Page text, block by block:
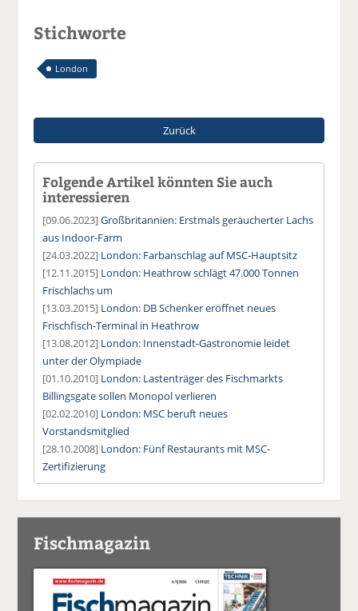
Stichworte
London
Zurück
Folgende Artikel könnten Sie auch
interessieren
[09.06.2023]Großbritannien: Erstmals geräucherter Lachs
aus Indoor-Farm
[24.03.2022] London: Farbanschlag auf MSC-Hauptsitz
[12.11.2015] London: Heathrow schlägt 47.000 Tonnen
Frischlachs um
[13.03.2015] London: DB Schenker eröffnet neues
Frischfisch-Terminal in Heathrow
[13.08.2012] London: Innenstadt-Gastronomie leidet
unter der Olympiade
[01.10.2010] London: Lastenträger des Fischmarkts
Billingsgate sollen Monopol verlieren
[02.02.2010] London: MSC beruft neues
Vorstandsmitglied
[28.10.2008] London: Fünf Restaurants mit MSC-
Zertifizierung
Fischmagazin